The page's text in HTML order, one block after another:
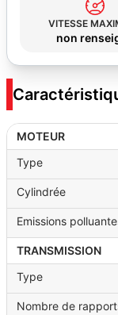
VITESSE
non
MOTEUR
Type
Cylindrée
Emissions
TRANSMISSION
Type
Nombre de